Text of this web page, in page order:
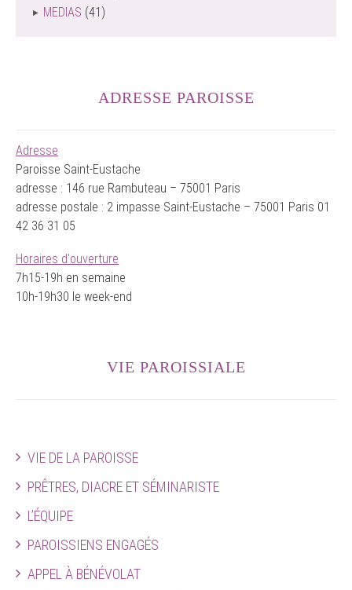
MEDIAS (41)
ADRESSE PAROISSE
Adresse
Paroisse Saint-Eustache
adresse : 146 rue Rambuteau – 75001 Paris
adresse postale : 2 impasse Saint-Eustache – 75001 Paris 01
42 36 31 05
Horaires d'ouverture
7h15-19h en semaine
10h-19h30 le week-end
VIE PAROISSIALE
VIE DE LA PAROISSE
PRÊTRES, DIACRE ET SÉMINARISTE
L’ÉQUIPE
PAROISSIENS ENGAGÉS
APPEL À BÉNÉVOLAT